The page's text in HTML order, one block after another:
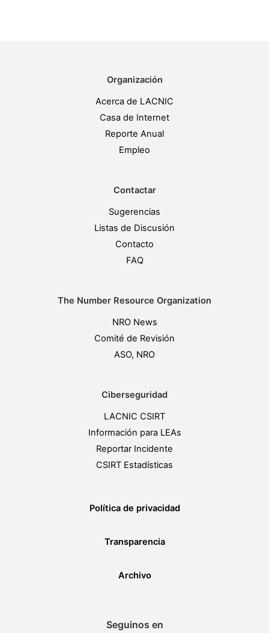
Organización
Acerca de LACNIC
Casa de Internet
Reporte Anual
Empleo
Contactar
Sugerencias
Listas de Discusión
Contacto
FAQ
The Number Resource Organization
NRO News
Comité de Revisión
ASO, NRO
Ciberseguridad
LACNIC CSIRT
Información para LEAs
Reportar Incidente
CSIRT Estadísticas
Política de privacidad
Transparencia
Archivo
Seguinos en